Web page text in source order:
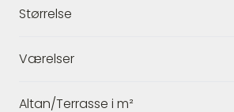
Størrelse
Værelser
Altan/Terrasse i m²